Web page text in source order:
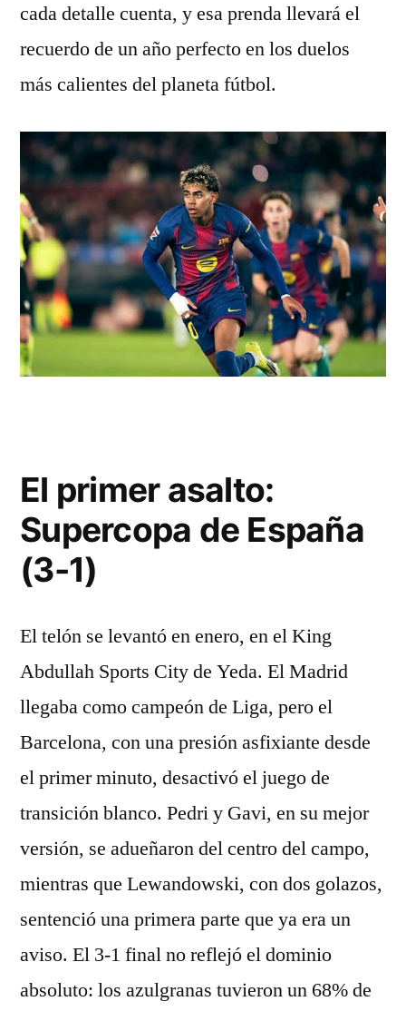
cada detalle cuenta, y esa prenda llevará el
recuerdo de un año perfecto en los duelos
más calientes del planeta fútbol.
El primer asalto:
Supercopa de España
(3-1)
El telón se levantó en enero, en el King
Abdullah Sports City de Yeda. El Madrid
llegaba como campeón de Liga, pero el
Barcelona, con una presión asfixiante desde
el primer minuto, desactivó el juego de
transición blanco. Pedri y Gavi, en su mejor
versión, se adueñaron del centro del campo,
mientras que Lewandowski, con dos golazos,
sentenció una primera parte que ya era un
aviso. El 3-1 final no reflejó el dominio
absoluto: los azulgranas tuvieron un 68% de